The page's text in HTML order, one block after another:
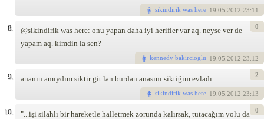
sikindirik was here 19.05.2012 23:11
8.
@sikindirik was here: onu yapan daha iyi herifler var aq. neyse ver de
yapam aq. kimdin la sen?
kennedy bakircioglu 19.05.2012 23:12
0
9. ananın amıydım siktir git lan burdan anasını siktiğim evladı
sikindirik was here 19.05.2012 23:13
2
10.
"...işi silahlı bir hareketle halletmek zorunda kalırsak, tutacağım yolu da
0